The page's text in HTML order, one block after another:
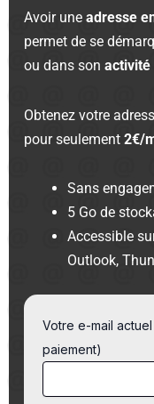
Avoir uneadresse
permet de se
ou dans sonactivité
Obtenez votre
pour seulement2€/
Sans
5 Go de
Accessible
Outlook,
Votre e-mail
paiement)